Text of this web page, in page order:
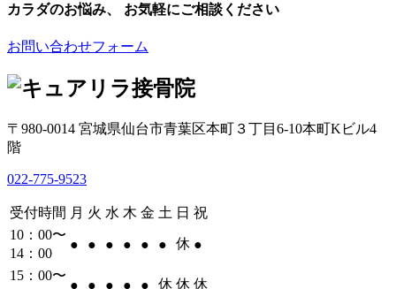
カラダのお悩み、 お気軽にご相談ください
お問い合わせフォーム
〒980-0014 宮城県仙台市青葉区本町３丁目6-10本町Kビル4
階
022-775-9523
受付時間 月 火 水 木 金 土 日 祝
10：00〜
14：00
● ● ● ● ● ● 休 ●
15：00〜
● ● ● ● ● 休 休 休